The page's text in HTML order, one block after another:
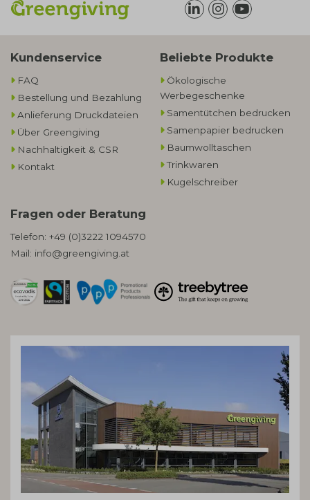
Kundenservice
FAQ
Bestellung und Bezahlung
Anlieferung Druckdateien
Über Greengiving
Nachhaltigkeit & CSR
Kontakt
Beliebte Produkte
Ökologische
Werbegeschenke​
Samentütchen bedrucken
Samenpapier bedrucken
Baumwolltaschen​
Trinkwaren
Kugelschreiber
Fragen oder Beratung
Telefon: +49 (0)3222 1094570
Mail: info@greengiving.at